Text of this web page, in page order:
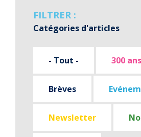
FILTRER :
Catégories d'articles
- Tout - 300 ans
Brèves
Newsletter